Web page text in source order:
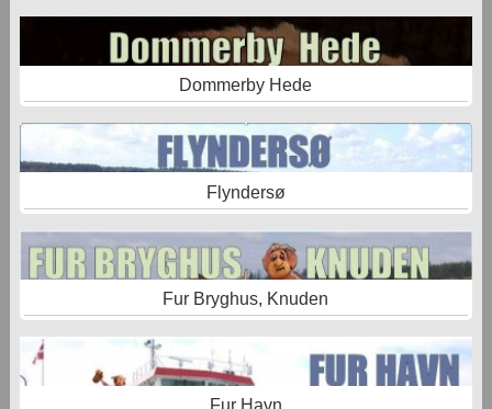
Dommerby Hede
Flyndersø
Fur Bryghus, Knuden
Fur Havn